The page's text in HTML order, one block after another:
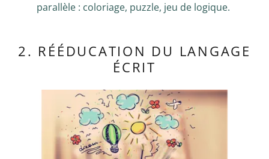
parallèle : coloriage, puzzle, jeu de logique.
2. RÉÉDUCATION DU LANGAGE
ÉCRIT